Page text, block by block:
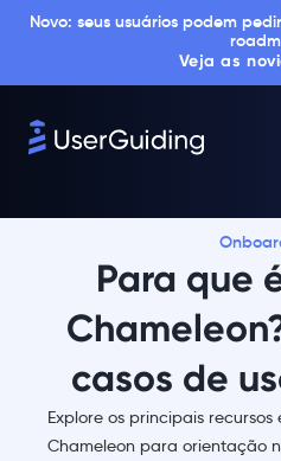
Novo: seus usuários podem
Veja as
Para que
casos de
Explore os principais recursos
Chameleon para orientação